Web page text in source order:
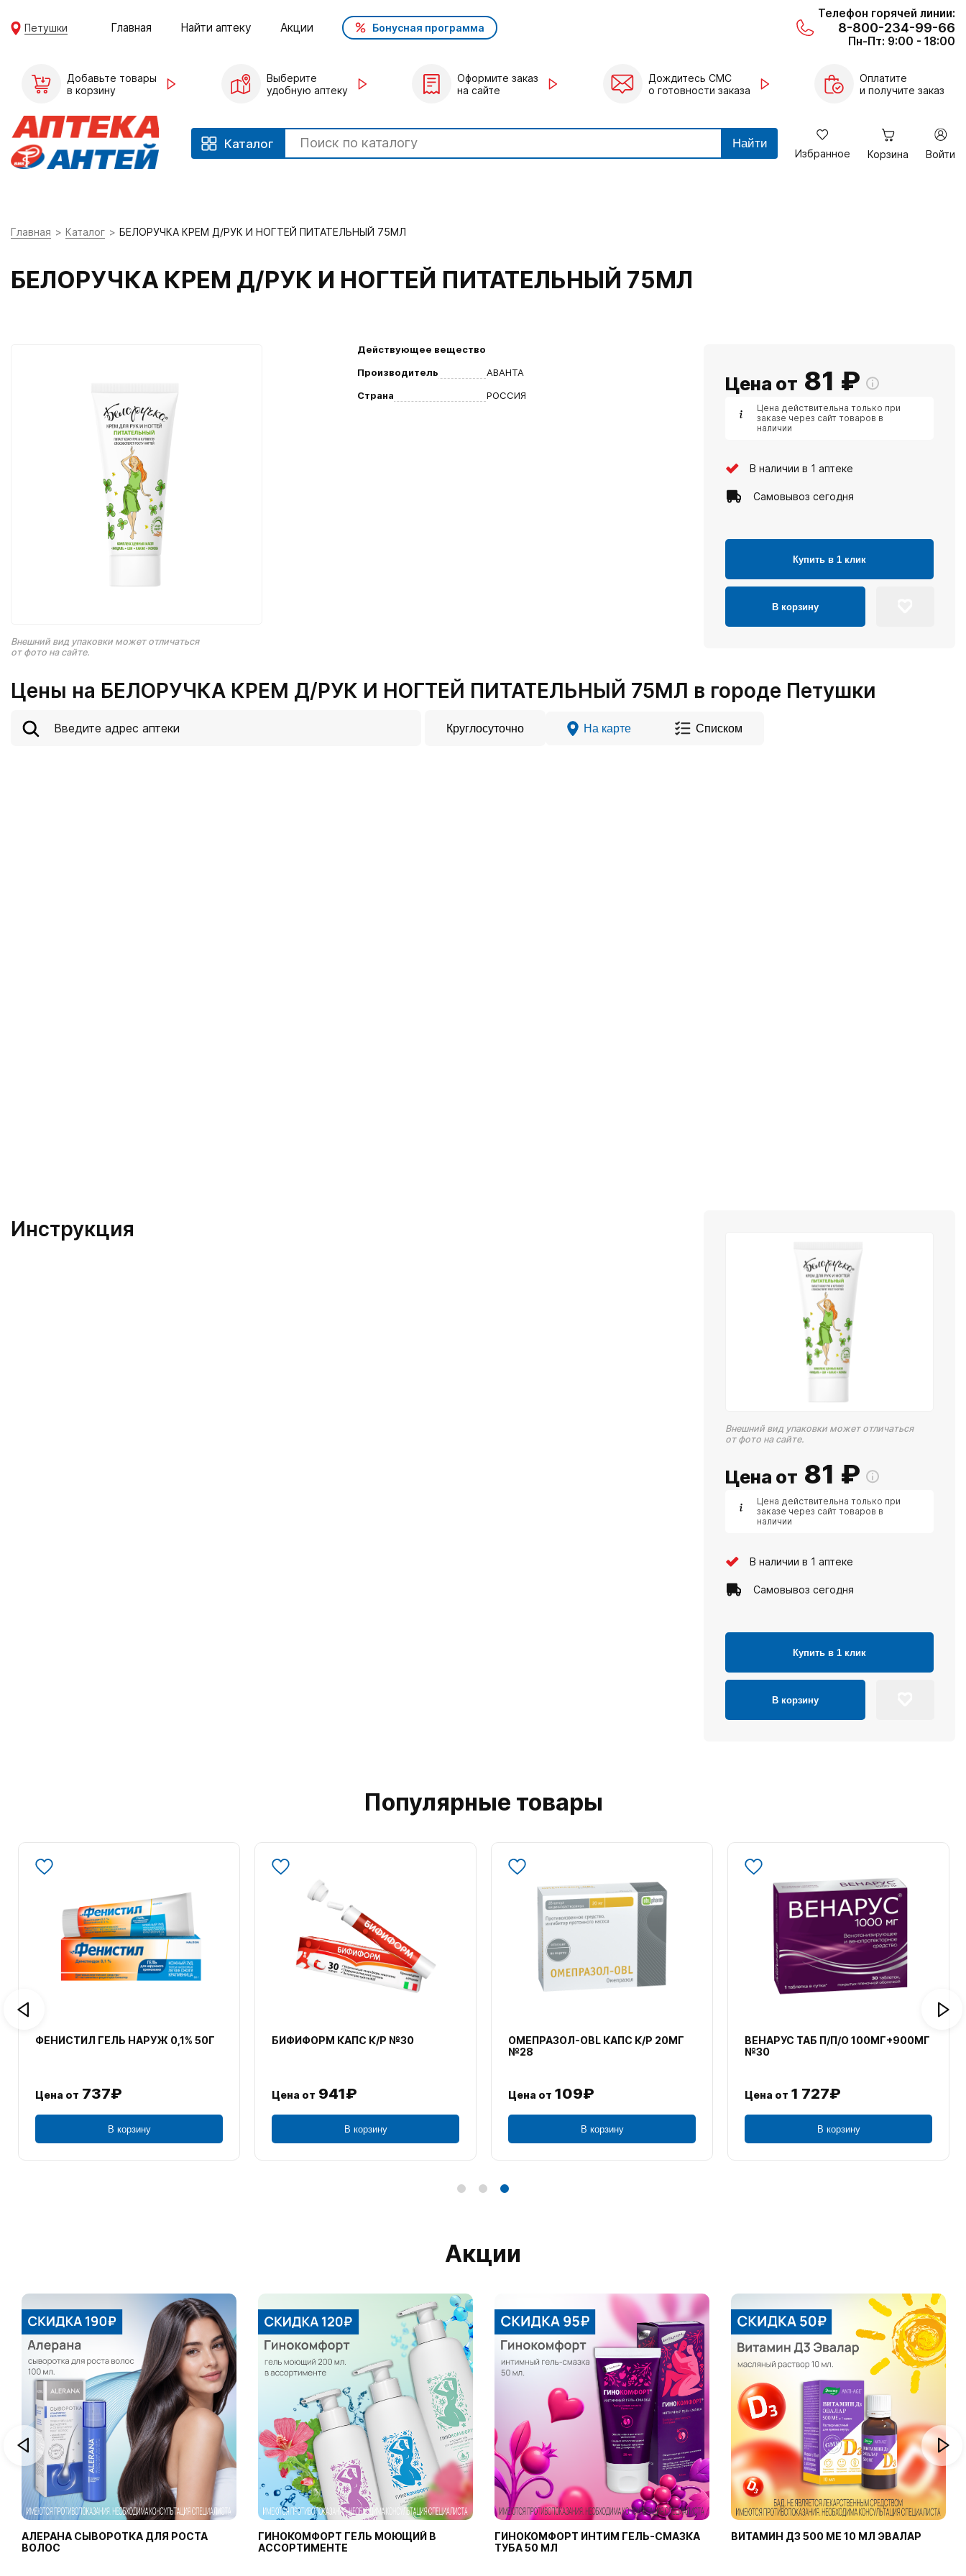
Петушки Главная Найти аптеку Акции Бонусная программа
Телефон горячей линии:
8-800-234-99-66
Пн-Пт: 9:00 - 18:00
Добавьте товары
в корзину
Выберите
удобную аптеку
Оформите заказ
на сайте
Дождитесь СМС
о готовности заказа
Оплатите
и получите заказ
Каталог Найти
Избранное Корзина Войти
Главная Каталог БЕЛОРУЧКА КРЕМ Д/РУК И НОГТЕЙ ПИТАТЕЛЬНЫЙ 75МЛ
БЕЛОРУЧКА КРЕМ Д/РУК И НОГТЕЙ ПИТАТЕЛЬНЫЙ 75МЛ
Внешний вид упаковки может отличаться
от фото на сайте.
Действующее вещество
Производитель
АВАНТА
Страна
РОССИЯ
Цена от 81 ₽
Цена действительна только при
заказе через сайт товаров в
наличии
В наличии в 1 аптеке
Самовывоз сегодня
Купить в 1 клик
В корзину
Цены на БЕЛОРУЧКА КРЕМ Д/РУК И НОГТЕЙ ПИТАТЕЛЬНЫЙ 75МЛ в городе Петушки
Круглосуточно На карте Списком
Инструкция
Внешний вид упаковки может отличаться
от фото на сайте.
Цена от 81 ₽
Цена действительна только при
заказе через сайт товаров в
наличии
В наличии в 1 аптеке
Самовывоз сегодня
Купить в 1 клик
В корзину
Популярные товары
ФЕНИСТИЛ ГЕЛЬ НАРУЖ 0,1% 50Г
Цена от 737₽
В корзину
БИФИФОРМ КАПС К/Р №30
Цена от 941₽
В корзину
ОМЕПРАЗОЛ-OBL КАПС К/Р 20МГ
№28
Цена от 109₽
В корзину
ВЕНАРУС ТАБ П/П/О 100МГ+900МГ
№30
Цена от 1 727₽
В корзину
Акции
АЛЕРАНА СЫВОРОТКА ДЛЯ РОСТА
ВОЛОС
ГИНОКОМФОРТ ГЕЛЬ МОЮЩИЙ В
АССОРТИМЕНТЕ
ГИНОКОМФОРТ ИНТИМ ГЕЛЬ-СМАЗКА
ТУБА 50 МЛ
ВИТАМИН Д3 500 МЕ 10 МЛ ЭВАЛАР